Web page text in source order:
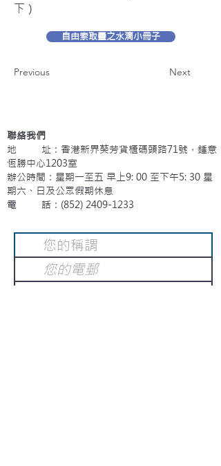
下）
自由索取靈之水滴小冊子
Previous Next
聯絡我們
地 址：香港新界葵芳貨櫃碼頭路71號，鍾意
恆勝中心1203室
辦公時間：星期一至五 早上9: 00 至下午5: 30 星
期六、日及公眾假期休息
電 話：(852) 2409-1233